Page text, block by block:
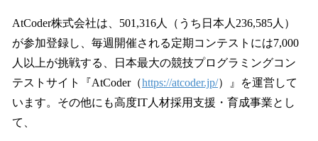
AtCoder株式会社は、501,316人（うち日本人236,585人）
が参加登録し、毎週開催される定期コンテストには7,000
人以上が挑戦する、日本最大の競技プログラミングコン
テストサイト『AtCoder（https://atcoder.jp/）』を運営して
います。その他にも高度IT人材採用支援・育成事業とし
て、